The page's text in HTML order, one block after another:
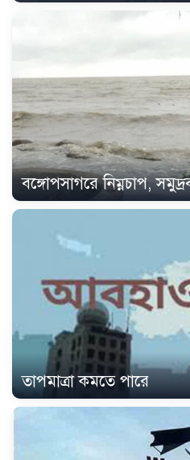
বঙ্গোপসাগরে নিম্নচাপ,
তাপমাত্রা কমতে পারে